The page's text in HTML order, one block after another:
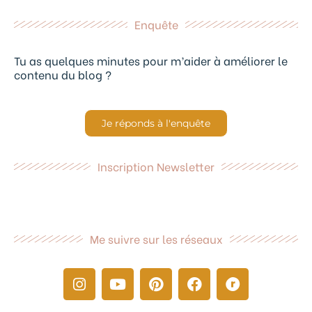
Enquête
Tu as quelques minutes pour m’aider à améliorer le
contenu du blog ?
Je réponds à l'enquête
Inscription Newsletter
Me suivre sur les réseaux
I
n
s
Y
o
u
P
i
n
F
a
c
R
a
v